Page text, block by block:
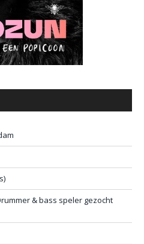
& bass speler gezocht